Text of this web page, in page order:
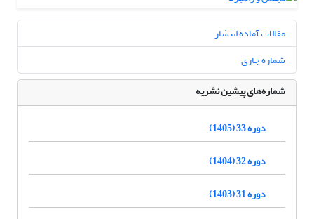
مقالات آماده انتشار
شماره جاری
شماره‌های پیشین نشریه
دوره 33 (1405)
دوره 32 (1404)
دوره 31 (1403)